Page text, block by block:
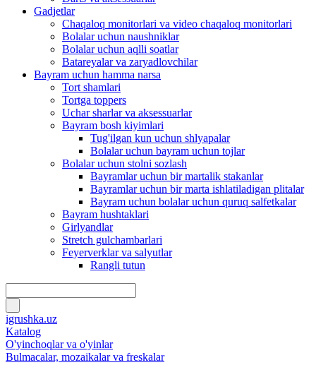
Gadjetlar
Chaqaloq monitorlari va video chaqaloq monitorlari
Bolalar uchun naushniklar
Bolalar uchun aqlli soatlar
Batareyalar va zaryadlovchilar
Bayram uchun hamma narsa
Tort shamlari
Tortga toppers
Uchar sharlar va aksessuarlar
Bayram bosh kiyimlari
Tug'ilgan kun uchun shlyapalar
Bolalar uchun bayram uchun tojlar
Bolalar uchun stolni sozlash
Bayramlar uchun bir martalik stakanlar
Bayramlar uchun bir marta ishlatiladigan plitalar
Bayram uchun bolalar uchun quruq salfetkalar
Bayram hushtaklari
Girlyandlar
Stretch gulchambarlari
Feyerverklar va salyutlar
Rangli tutun
igrushka.uz
Katalog
O'yinchoqlar va o'yinlar
Bulmacalar, mozaikalar va freskalar